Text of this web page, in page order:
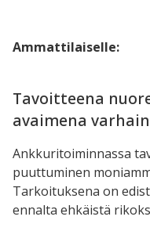
Ammattilaiselle:
Tavoitteena
avaimena
Ankkuritoiminnassa
puuttuminen
Tarkoituksena on
ennalta ehkäistä